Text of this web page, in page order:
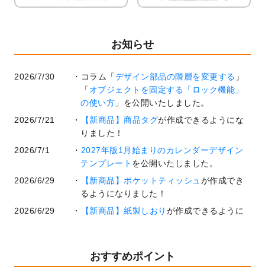
お知らせ
2026/7/30 コラム「デザイン部品の階層を変更する 」
「 オブジェクトを固定する「ロック機能」
の使い方 」を公開いたしました。
2026/7/21
【新商品】商品タグが作成できるようにな
りました！
2026/7/1
2027年版1月始まりのカレンダーデザイン
テンプレート を公開いたしました。
2026/6/29
【新商品】ポケットティッシュが作成でき
るようになりました！
2026/6/29
【新商品】紙製しおり が作成できるように
業効率を上げる便利な操作方法3選！
開いたしました。
おすすめポイント